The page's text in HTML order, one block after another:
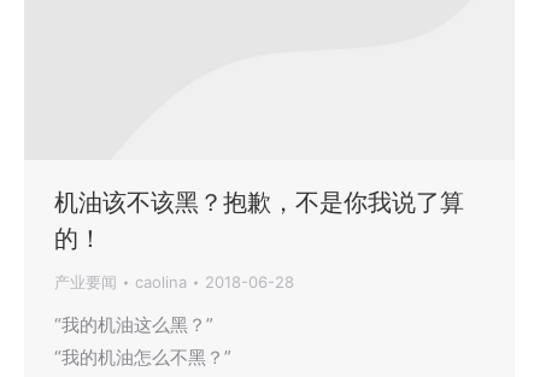
机油该不该黑？抱歉，不是你我说了算
的！
产业要闻 caolina 2018-06-28
“我的机油这么黑？”
“我的机油怎么不黑？”